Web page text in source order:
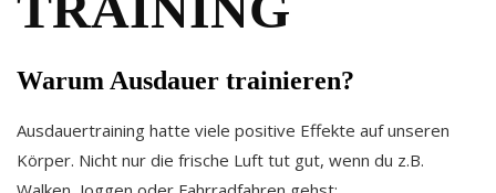
Warum Ausdauer trainieren?
Ausdauertraining hatte viele positive Effekte auf unseren
Körper. Nicht nur die frische Luft tut gut, wenn du z.B.